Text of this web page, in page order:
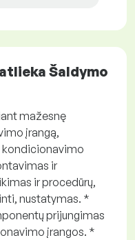
Šaldymo
mažesnę
įrangą,
kondicionavimo
ir
ir procedūrų,
nustatymas. *
prijungimas
įrangos. *